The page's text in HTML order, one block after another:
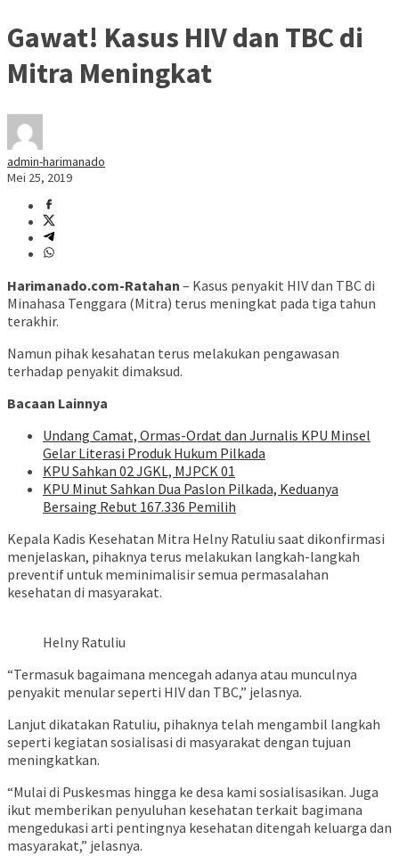
Gawat! Kasus HIV dan TBC di
Mitra Meningkat
admin-harimanado
Mei 25, 2019
Harimanado.com-Ratahan – Kasus penyakit HIV dan TBC di
Minahasa Tenggara (Mitra) terus meningkat pada tiga tahun
terakhir.
Namun pihak kesahatan terus melakukan pengawasan
terhadap penyakit dimaksud.
Bacaan Lainnya
Undang Camat, Ormas-Ordat dan Jurnalis KPU Minsel
Gelar Literasi Produk Hukum Pilkada
KPU Sahkan 02 JGKL, MJPCK 01
KPU Minut Sahkan Dua Paslon Pilkada, Keduanya
Bersaing Rebut 167.336 Pemilih
Kepala Kadis Kesehatan Mitra Helny Ratuliu saat dikonfirmasi
menjelaskan, pihaknya terus melakukan langkah-langkah
preventif untuk meminimalisir semua permasalahan
kesehatan di masyarakat.
Helny Ratuliu
“Termasuk bagaimana mencegah adanya atau munculnya
penyakit menular seperti HIV dan TBC,” jelasnya.
Lanjut dikatakan Ratuliu, pihaknya telah mengambil langkah
seperti kegiatan sosialisasi di masyarakat dengan tujuan
meningkatkan.
“Mulai di Puskesmas hingga ke desa kami sosialisasikan. Juga
ikut memberikan penyuluhan kesehatan terkait bagimana
mengedukasi arti pentingnya kesehatan ditengah keluarga dan
masyarakat,” jelasnya.